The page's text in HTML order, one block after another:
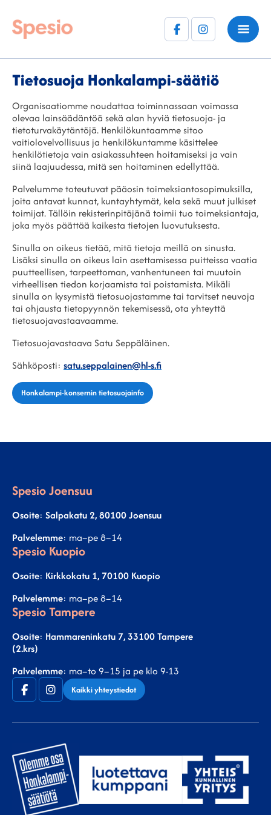
FacebookInstagram
Tietosuoja Honkalampi-säätiö
Organisaatiomme noudattaa toiminnassaan voimassa
olevaa lainsäädäntöä sekä alan hyviä tietosuoja- ja
tietoturvakäytäntöjä. Henkilökuntaamme sitoo
vaitiolovelvollisuus ja henkilökuntamme käsittelee
henkilötietoja vain asiakassuhteen hoitamiseksi ja vain
siinä laajuudessa, mitä sen hoitaminen edellyttää.
Palvelumme toteutuvat pääosin toimeksiantosopimuksilla,
joita antavat kunnat, kuntayhtymät, kela sekä muut julkiset
toimijat. Tällöin rekisterinpitäjänä toimii tuo toimeksiantaja,
joka myös päättää kaikesta tietojen luovutuksesta.
Sinulla on oikeus tietää, mitä tietoja meillä on sinusta.
Lisäksi sinulla on oikeus lain asettamisessa puitteissa vaatia
puutteellisen, tarpeettoman, vanhentuneen tai muutoin
virheellisen tiedon korjaamista tai poistamista. Mikäli
sinulla on kysymistä tietosuojastamme tai tarvitset neuvoja
tai ohjausta tietopyynnön tekemisessä, ota yhteyttä
tietosuojavastaavaamme.
Tietosuojavastaava Satu Seppäläinen.
Sähköposti: satu.seppalainen@hl-s.fi
Honkalampi-konsernin tietosuojainfo
Spesio Joensuu
Osoite: Salpakatu 2, 80100 Joensuu
Palvelemme: ma–pe 8–14
Spesio Kuopio
Osoite: Kirkkokatu 1, 70100 Kuopio
Palvelemme: ma–pe 8–14
Spesio Tampere
Osoite: Hammareninkatu 7, 33100 Tampere
(2.krs)
Palvelemme: ma–to 9–15 ja pe klo 9-13
FacebookInstagramKaikki yhteystiedot